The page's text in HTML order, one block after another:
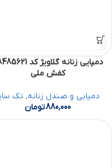
دمپایی زنانه گلاویژ کد
کفش ملی
دمپایی و صندل زنانه, تک
880,000تومان